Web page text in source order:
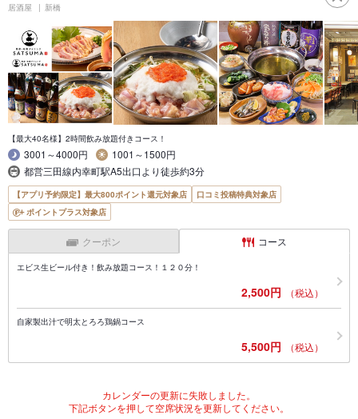
居酒屋 新橋
【最大40名様】2時間飲み放題付きコース！
3001～4000円
1001～1500円
都営三田線内幸町駅A5出口より徒歩約3分
【アプリ予約限定】最大800ポイント還元対象店
口コミ投稿特典対象店
ポイントプラス対象店
クーポン コース
エビス生ビール付き！飲み放題コース！１２０分！
2,500円 （税込）
自家製出汁で明太とろろ鶏鍋コース
5,500円 （税込）
カレンダーの更新に失敗しました。
下記ボタンを押して空席状況を更新してください。